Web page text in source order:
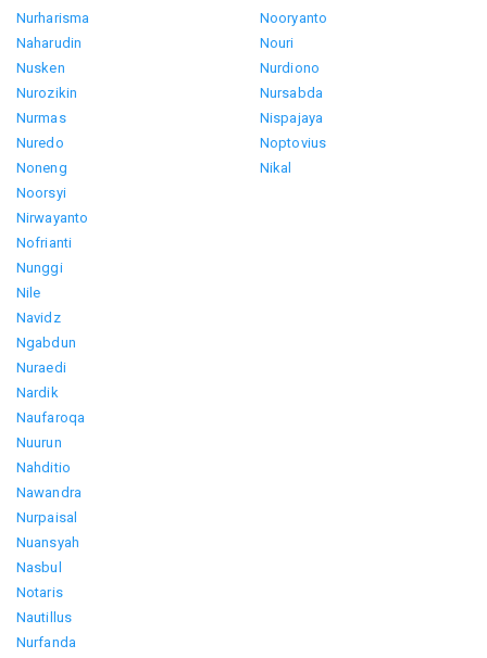
Nurharisma
Naharudin
Nusken
Nurozikin
Nurmas
Nuredo
Noneng
Nooryanto
Nouri
Nurdiono
Nursabda
Nispajaya
Noptovius
Nikal
Noorsyi
Nirwayanto
Nofrianti
Nunggi
Nile
Navidz
Ngabdun
Nuraedi
Nardik
Naufaroqa
Nuurun
Nahditio
Nawandra
Nurpaisal
Nuansyah
Nasbul
Notaris
Nautillus
Nurfanda